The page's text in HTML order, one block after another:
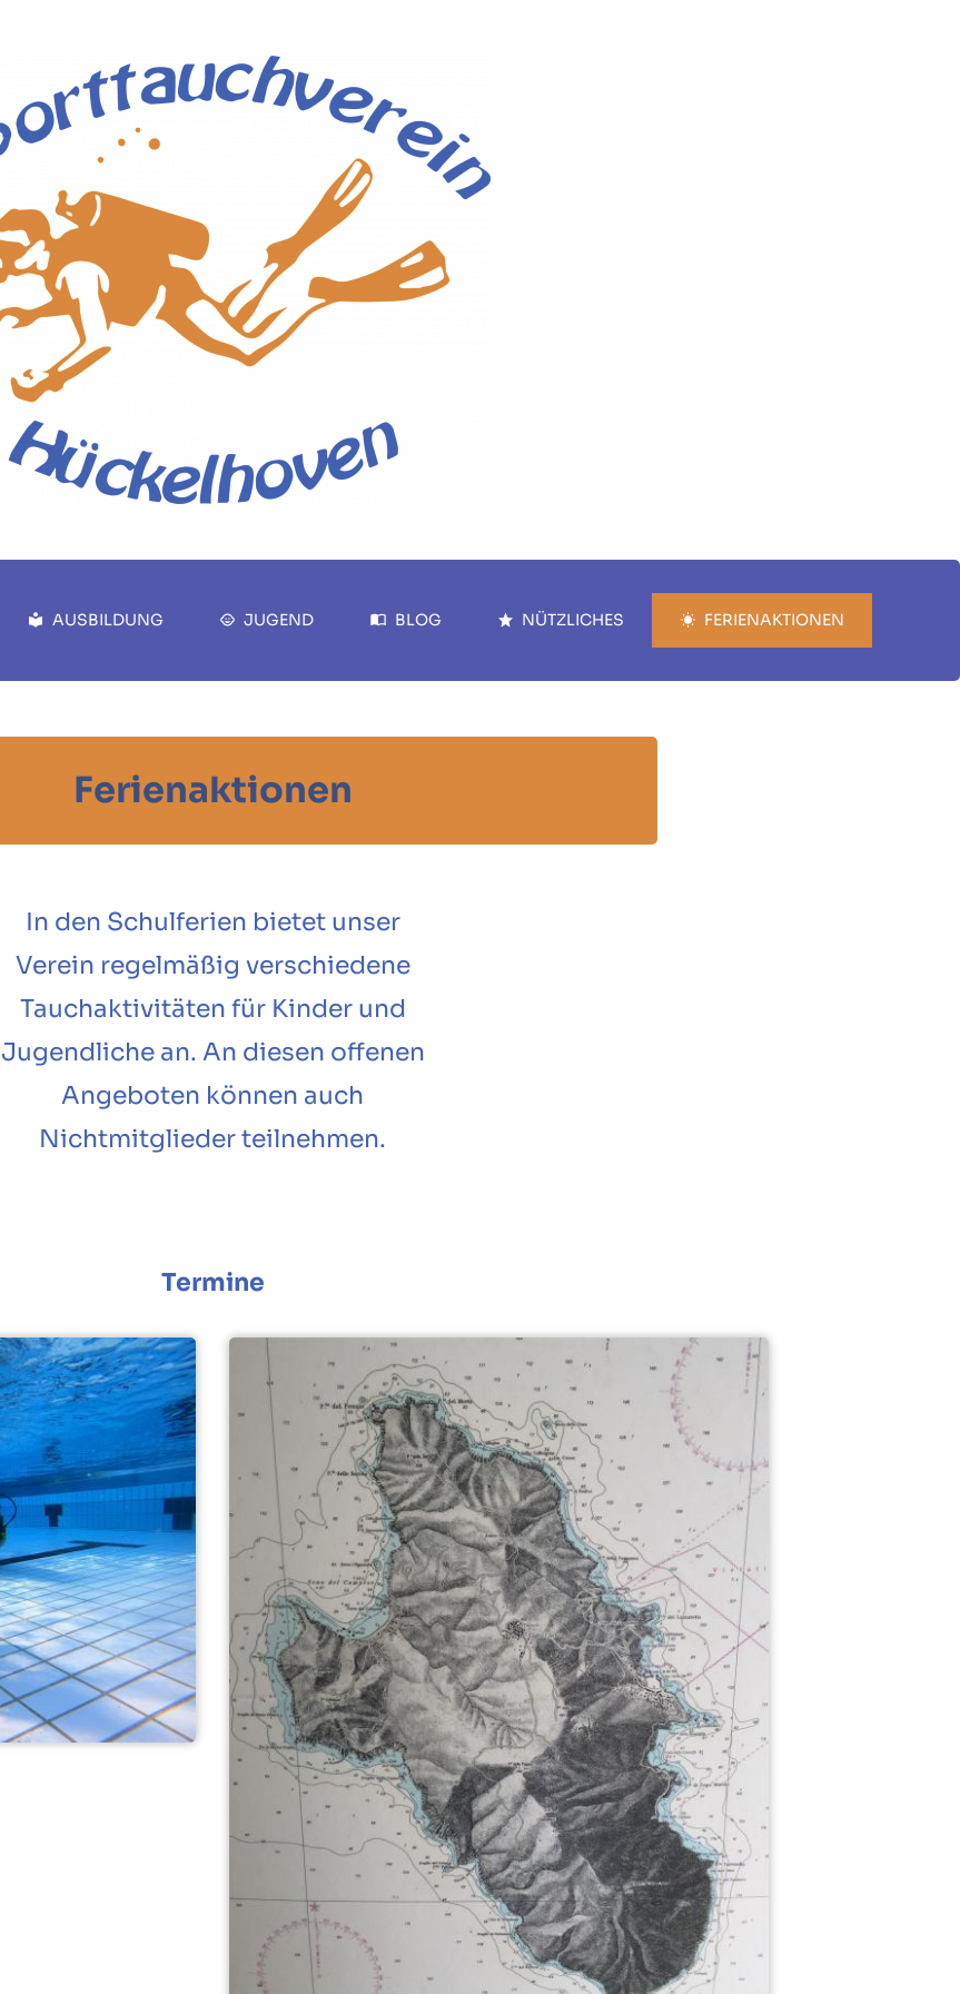
AUSBILDUNG JUGEND BLOG NÜTZLICHES FERIENAKTIONEN
Ferienaktionen
In den Schulferien bietet unser
Verein regelmäßig verschiedene
Tauchaktivitäten für Kinder und
Jugendliche an. An diesen offenen
Angeboten können auch
Nichtmitglieder teilnehmen.
Termine